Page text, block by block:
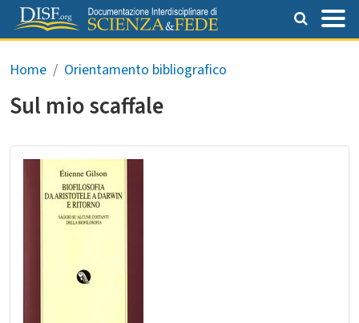
Salta al contenuto principale
Briciole di pane
Home Orientamento bibliografico
Sul mio scaffale